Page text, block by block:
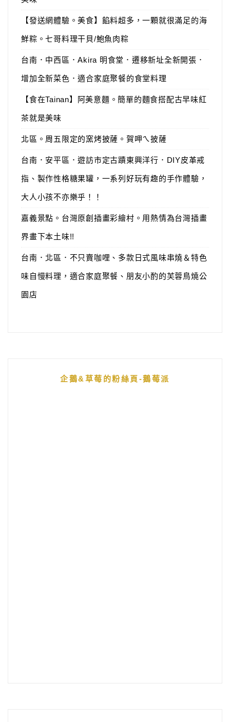
【發送網體驗。美食】餡料超多，一顆就很滿足的海
鮮粽。七哥料理干貝/鮑魚肉粽
台南．中西區．Akira 明食堂．遷移新址全新開張．
增加全新菜色．適合家庭聚餐的食堂料理
【食在Tainan】阿美意麵。簡單的麵食搭配古早味紅
茶就是美味
北區。周五限定的窯烤披薩。賀呷ㄟ披薩
台南．安平區．遊訪市定古蹟東興洋行．DIY皮革戒
指、製作性格糖果罐，一系列好玩有趣的手作體驗，
大人小孩不亦樂乎！！
嘉義景點。台灣原創插畫彩繪村。用熱情為台灣插畫
界畫下本土味!!
台南．北區．不只賣咖哩、多款日式風味串燒＆特色
味自慢料理，適合家庭聚餐、朋友小酌的芙蓉鳥燒公
園店
企鵝&草莓的粉絲頁-鵝莓派